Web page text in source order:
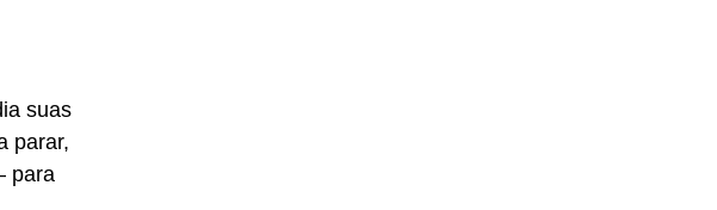
suas
parar,
para